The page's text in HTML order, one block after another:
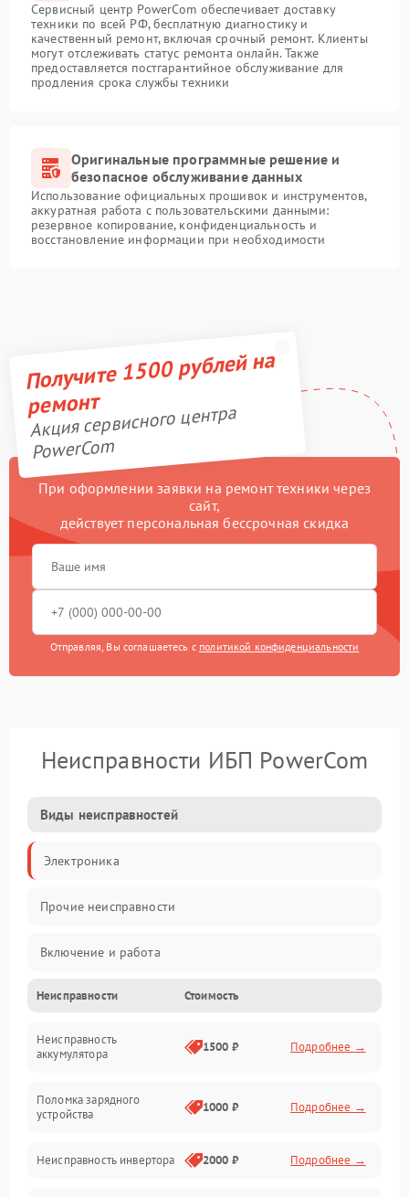
Сервисный центр PowerCom обеспечивает доставку
техники по всей РФ, бесплатную диагностику и
качественный ремонт, включая срочный ремонт. Клиенты
могут отслеживать статус ремонта онлайн. Также
предоставляется постгарантийное обслуживание для
продления срока службы техники
Оригинальные программные решение и
безопасное обслуживание данных
Использование официальных прошивок и инструментов,
аккуратная работа с пользовательскими данными:
резервное копирование, конфиденциальность и
восстановление информации при необходимости
Получите 1500 рублей на
ремонт
Акция сервисного центра
PowerCom
При оформлении заявки на ремонт техники через
сайт,
действует персональная бессрочная скидка
Отправляя, Вы соглашаетесь с политикой конфиденциальности
Неисправности ИБП PowerCom
Виды неисправностей
Электроника
Прочие неисправности
Включение и работа
Работа с нагрузкой
Звук и индикация
Неисправности Стоимость
Неисправность
аккумулятора
1500 ₽ Подробнее →
Поломка зарядного
устройства
1000 ₽ Подробнее →
Неисправность инвертора 2000 ₽ Подробнее →